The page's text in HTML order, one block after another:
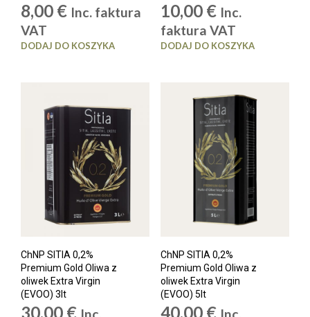
8,00 € Inc. faktura
VAT
DODAJ DO KOSZYKA
10,00 € Inc.
faktura VAT
DODAJ DO KOSZYKA
ChNP SITIA 0,2%
Premium Gold Oliwa z
oliwek Extra Virgin
(EVOO) 3lt
30,00 €
ChNP SITIA 0,2%
Premium Gold Oliwa z
oliwek Extra Virgin
(EVOO) 5lt
40,00 €